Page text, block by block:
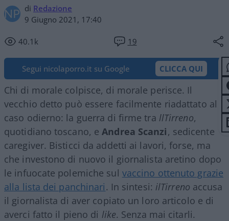
di Redazione
9 Giugno 2021, 17:40
40.1k 19
Segui nicolaporro.it su Google CLICCA QUI
Chi di morale colpisce, di morale perisce. Il
vecchio detto può essere facilmente riadattato al
caso odierno: la guerra di firme tra llTirreno,
quotidiano toscano, eAndrea Scanzi, sedicente
caregiver. Bisticci da addetti ai lavori, forse, ma
che investono di nuovo il giornalista aretino dopo
le infuocate polemiche sul vaccino ottenuto grazie
alla lista dei panchinari. In sintesi: ilTirreno accusa
il giornalista di aver copiato un loro articolo e di
averci fatto il pieno di like. Senza mai citarli.